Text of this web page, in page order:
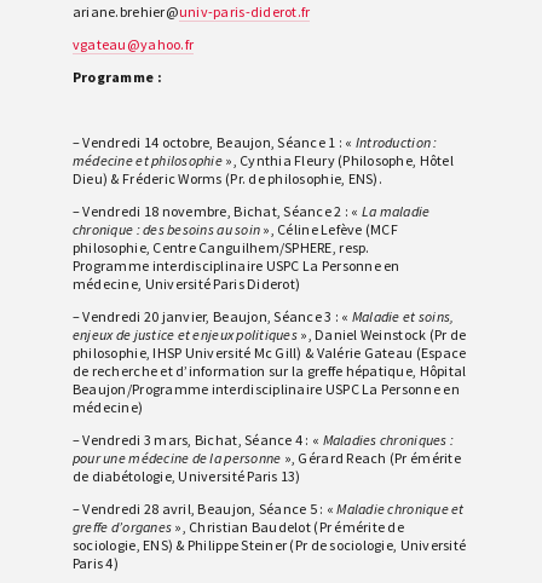
ariane.brehier@univ-paris-diderot.fr
vgateau@yahoo.fr
Programme :
– Vendredi 14 octobre, Beaujon, Séance 1 : « Introduction :
médecine et philosophie », Cynthia Fleury (Philosophe, Hôtel
Dieu) & Fréderic Worms (Pr. de philosophie, ENS).
– Vendredi 18 novembre, Bichat, Séance 2 : « La maladie
chronique : des besoins au soin », Céline Lefève (MCF
philosophie, Centre Canguilhem/SPHERE, resp.
Programme interdisciplinaire USPC La Personne en
médecine, Université Paris Diderot)
– Vendredi 20 janvier, Beaujon, Séance 3 : « Maladie et soins,
enjeux de justice et enjeux politiques», Daniel Weinstock (Pr de
philosophie, IHSP Université Mc Gill) & Valérie Gateau (Espace
de recherche et d’information sur la greffe hépatique, Hôpital
Beaujon/Programme interdisciplinaire USPC La Personne en
médecine)
– Vendredi 3 mars, Bichat, Séance 4 : « Maladies chroniques :
pour une médecine de la personne », Gérard Reach (Pr émérite
de diabétologie, Université Paris 13)
– Vendredi 28 avril, Beaujon, Séance 5 : «Maladie chronique et
greffe d’organes », Christian Baudelot (Pr émérite de
sociologie, ENS) & Philippe Steiner (Pr de sociologie, Université
Paris 4)